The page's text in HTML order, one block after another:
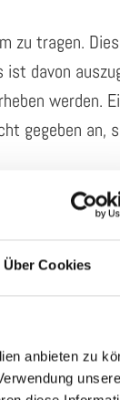
Über Cookies
anbieten zu
zu tragen.
davon
werden.
gegeben an,
Verbindung